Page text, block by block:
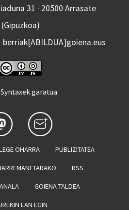
31 · 20500 Arrasate
(Gipuzkoa)
berriak[ABILDUA]goiena.eus
garatua
OHARRA PUBLIZITATEA
RSS
GOIENA TALDEA
LAN EGIN